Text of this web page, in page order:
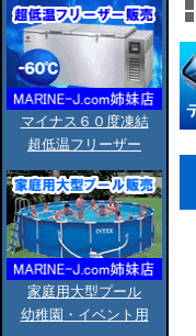
マイナス６０度凍結
超低温フリーザー
家庭用大型プール
幼稚園・イベント用